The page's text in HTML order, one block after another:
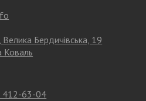
Бердичівська, 19
Коваль
412-63-04